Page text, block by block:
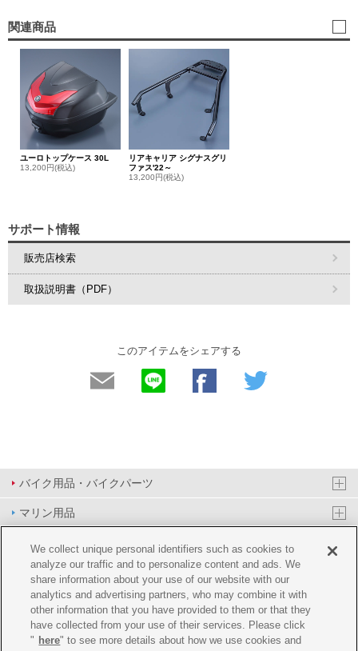
関連商品
ユーロトップケース 30L
13,200円(税込)
リアキャリア シグナスグリ
ファス'22～
13,200円(税込)
サポート情報
販売店検索
取扱説明書（PDF）
このアイテムをシェアする
バイク用品・バイクパーツ
マリン用品
PAS/YPJ用品
その他用品
イベント&エンターテイメント
オンラインショップ
We collect unique personal identifiers such as cookies to
analyze our traffic and to personalize content and ads. We
share information about your use of our website with our
analytics and advertising partners, who may combine it with
other information that you have provided to them or that they
have collected from your use of their services. Please click
" here" to see more details about how we use cookies and